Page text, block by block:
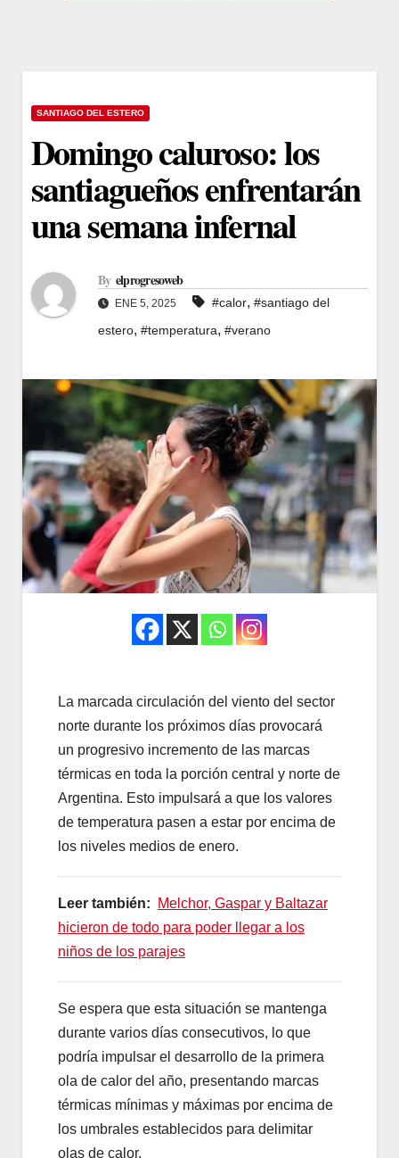
SANTIAGO DEL ESTERO
Domingo caluroso: los
santiagueños enfrentarán
una semana infernal
By elprogresoweb
ENE 5, 2025 #calor, #santiago del
estero, #temperatura, #verano
La marcada circulación del viento del sector
norte durante los próximos días provocará
un progresivo incremento de las marcas
térmicas en toda la porción central y norte de
Argentina. Esto impulsará a que los valores
de temperatura pasen a estar por encima de
los niveles medios de enero.
Leer también:
Melchor, Gaspar y Baltazar
hicieron de todo para poder llegar a los
niños de los parajes
Se espera que esta situación se mantenga
durante varios días consecutivos, lo que
podría impulsar el desarrollo de la primera
ola de calor del año, presentando marcas
térmicas mínimas y máximas por encima de
los umbrales establecidos para delimitar
olas de calor.